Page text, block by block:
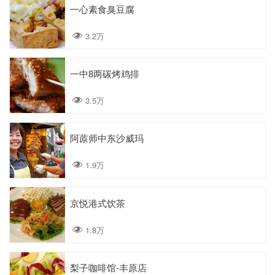
一心素食臭豆腐
3.2万
一中8两碳烤鸡排
3.5万
阿蒝师中东沙威玛
1.9万
京悦港式饮茶
1.8万
梨子咖啡馆-丰原店